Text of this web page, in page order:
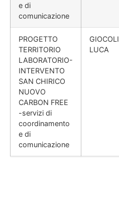
e di
comunicazione
PROGETTO
TERRITORIO
LABORATORIO-
INTERVENTO
SAN CHIRICO
NUOVO
CARBON FREE
-servizi di
coordinamento
e di
comunicazione
GIOCOLI
LUCA